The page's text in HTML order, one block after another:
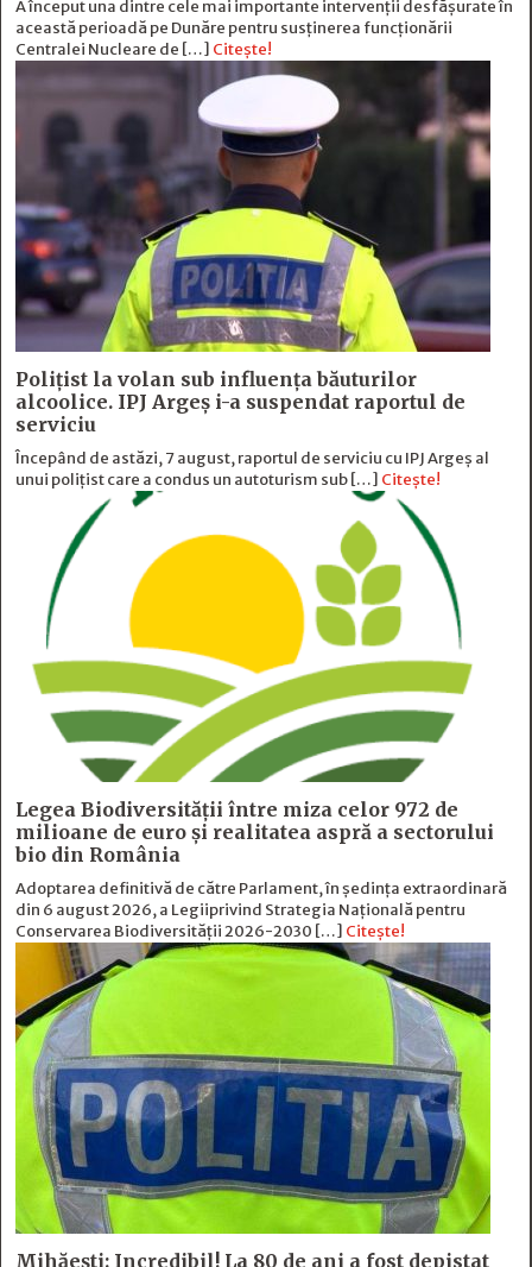
A început una dintre cele mai importante intervenții desfășurate în
această perioadă pe Dunăre pentru susținerea funcționării
Centralei Nucleare de […] Citește!
Polițist la volan sub influența băuturilor
alcoolice. IPJ Argeș i-a suspendat raportul de
serviciu
Începând de astăzi, 7 august, raportul de serviciu cu IPJ Argeș al
unui polițist care a condus un autoturism sub […] Citește!
Legea Biodiversității între miza celor 972 de
milioane de euro și realitatea aspră a sectorului
bio din România
Adoptarea definitivă de către Parlament, în ședința extraordinară
din 6 august 2026, a Legiiprivind Strategia Națională pentru
Conservarea Biodiversității 2026-2030 […] Citește!
Mihăești: Incredibil! La 80 de ani a fost depistat